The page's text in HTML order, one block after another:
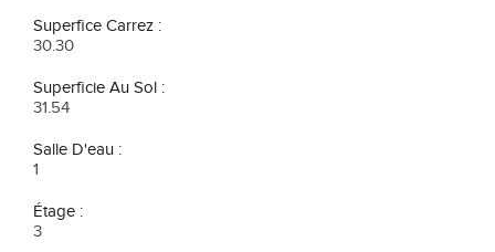
Superfice Carrez :
30.30
Superficie Au Sol :
31.54
Salle D'eau :
1
Étage :
3